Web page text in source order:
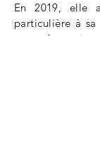
En 2019, elle
particulière à
une